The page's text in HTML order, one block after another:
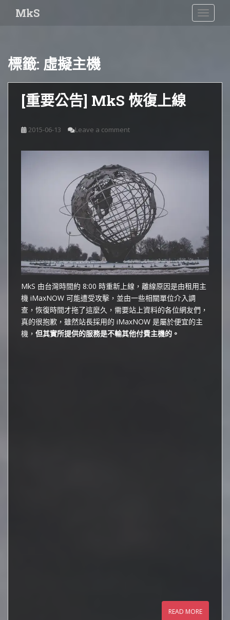
MkS
標籤: 虛擬主機
[重要公告] MkS 恢復上線
2015-06-13 Leave a comment
MkS 由台灣時間約 8:00 時重新上線，離線原因是由租用主
機 iMaxNOW 可能遭受攻擊，並由一些相關單位介入調
查，恢復時間才拖了這麼久，需要站上資料的各位網友們，
真的很抱歉，雖然站長採用的 iMaxNOW 是屬於便宜的主
機， 但其實所提供的服務是不輸其他付費主機的。
READ MORE